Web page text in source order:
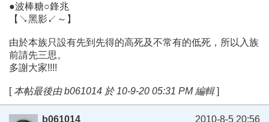
●波棒糖○鋒兆
【↘黑影↙～】
由於本族只設有先到先得的高死及不常有的低死，所以入族
前請先三思。
多謝大家!!!!
[本帖最後由 b061014 於 10-9-20 05:31 PM 編輯]
b061014
2010-8-5 20:56